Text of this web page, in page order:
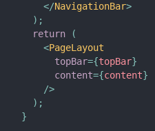
</NavigationBar>
) ;
return
(
<PageLayout
topBar={topBar}
content={content}
/>
) ;
}